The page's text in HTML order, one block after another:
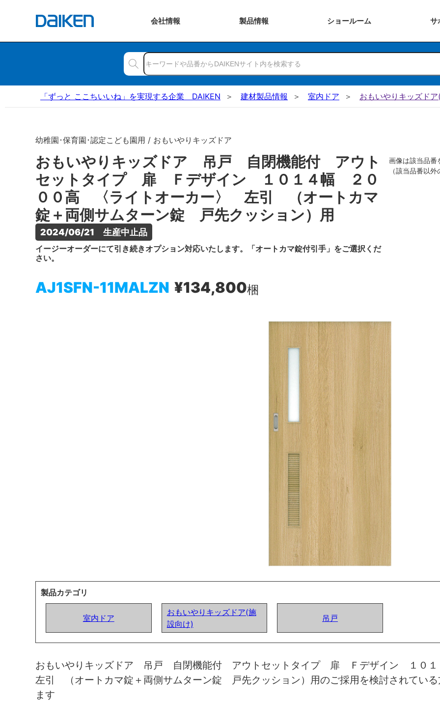
会社情報 製品情報 ショールーム サ
「ずっと ここちいいね」を実現する企業 DAIKEN 建材製品情報 室内ドア おもいやりキッズド
幼稚園･保育園･認定こども園用 / おもいやりキッズドア
おもいやりキッズドア 吊戸 自閉機能付 アウト
セットタイプ 扉 Ｆデザイン １０１４幅 ２０
００高 〈ライトオーカー〉 左引 （オートカマ
錠＋両側サムターン錠 戸先クッション）用
2024/06/21　生産中止品
イージーオーダーにて引き続きオプション対応いたします。「オートカマ錠付引手」をご選択くだ
さい。
AJ1SFN-11MALZN ¥134,800梱
画像は該当品番
（該当品番以
製品カテゴリ
室内ドア
おもいやりキッズドア(施
設向け)
吊戸
おもいやりキッズドア 吊戸 自閉機能付 アウトセットタイプ 扉 Ｆデザイン １０
左引 （オートカマ錠＋両側サムターン錠 戸先クッション）用のご採用を検討されている
ます